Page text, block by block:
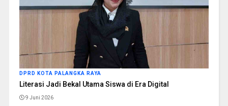
DPRD KOTA PALANGKA RAYA
Literasi Jadi Bekal Utama Siswa di Era Digital
9 Juni 2026